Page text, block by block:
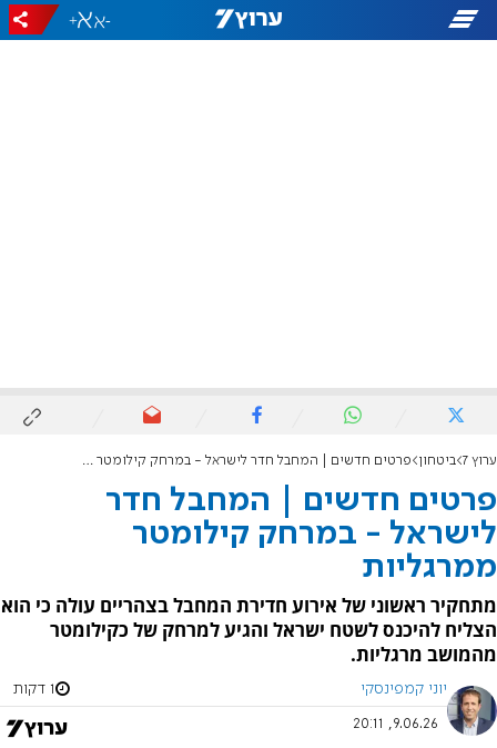
-
+
ערוץ 7 ביטחון פרטים חדשים | המחבל חדר לישראל - במרחק קילומטר ממרגליות
פרטים חדשים | המחבל חדר
לישראל - במרחק קילומטר
ממרגליות
מתחקיר ראשוני של אירוע חדירת המחבל בצהריים עולה כי הוא
הצליח להיכנס לשטח ישראל והגיע למרחק של כקילומטר
מהמושב מרגליות.
יוני קמפינסקי 1 דקות
9.06.26, 20:11